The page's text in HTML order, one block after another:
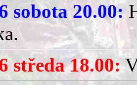
sobota 20.00:
středa 18.00: